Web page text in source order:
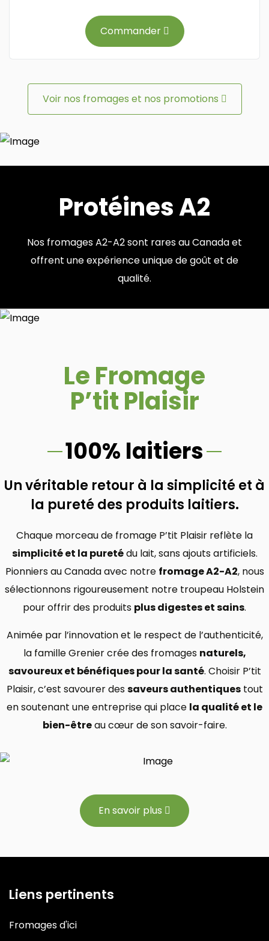
Commander
Voir nos fromages et nos promotions
Protéines A2
Nos fromages A2-A2 sont rares au Canada et
offrent une expérience unique de goût et de
qualité.
Le Fromage
P’tit Plaisir
100% laitiers
Un véritable retour à la simplicité et à
la pureté des produits laitiers.
Chaque morceau de fromage P’tit Plaisir reflète la
simplicité et la puretédu lait, sans ajouts artificiels.
Pionniers au Canada avec notre fromage A2-A2, nous
sélectionnons rigoureusement notre troupeau Holstein
pour offrir des produits plus digestes et sains.
Animée par l’innovation et le respect de l’authenticité,
la famille Grenier crée des fromages naturels,
savoureux et bénéfiques pour la santé. Choisir P’tit
Plaisir, c’est savourer dessaveurs authentiquestout
en soutenant une entreprise qui place la qualité et le
bien-êtreau cœur de son savoir-faire.
En savoir plus
Liens pertinents
Fromages d'ici